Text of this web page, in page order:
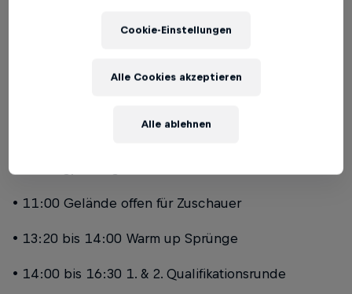
Am 4. und 5. August werden die weltbesten
Volkshelden fügen. Darüber hinaus befindet sich auf
• 11:00 Gelände offen für Zuschauer
• 13:20 bis 14:00 Warm up Sprünge
• 14:00 bis 16:30 1. & 2. Qualifikationsrunde
Cookie-Einstellungen
Alle ablehnen
Alle Cookies akzeptieren